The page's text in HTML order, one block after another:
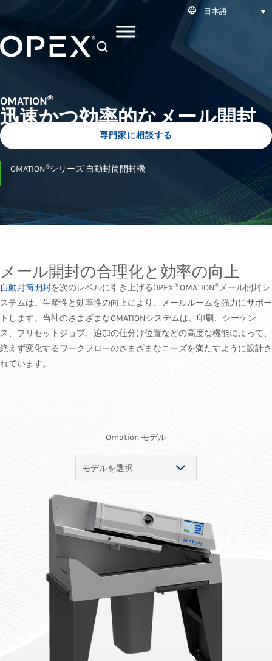
日本語
OMATION®
迅速かつ効率的なメール開封
専門家に相談する
OMATION®シリーズ 自動封筒開封機
メール開封の合理化と効率の向上
自動封筒開封を次のレベルに引き上げるOPEX® OMATION®メール開封シ
ステムは、生産性と効率性の向上により、メールルームを強力にサポー
トします。当社のさまざまなOMATIONシステムは、印刷、シーケン
ス、プリセットジョブ、追加の仕分け位置などの高度な機能によって、
絶えず変化するワークフローのさまざまなニーズを満たすように設計さ
れています。
Omation モデル​
モデルを選択
MODEL 410™
MODEL 210™